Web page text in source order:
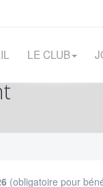
LE CLUB
(obligatoire pour